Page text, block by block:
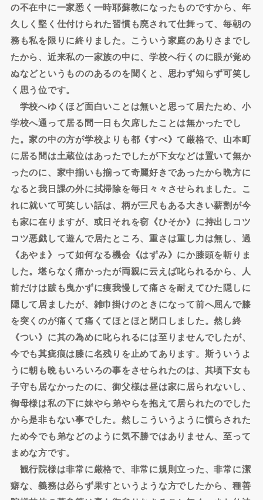
の不在中に一家悉く一時耶蘇教になったものですから、年
久しく堅く仕付けられた習慣も廃されて仕舞って、毎朝の
務も私を限りに終りました。こういう家庭のありさまでし
たから、近来私の一家族の中に、学校へ行くのに眼が覚め
ぬなどというもののあるのを聞くと、思わず知らず可笑し
く思う位です。
学校へゆくほど面白いことは無いと思って居たため、小
学校へ通って居る間一日も欠席したことは無かったでし
た。家の中の方が学校よりも都《すべ》て厳格で、山本町
に居る間は土蔵位はあったでしたが下女などは置いて無か
ったのに、家中揃いも揃って奇麗好きであったから晩方に
なると我日課の外に拭掃除を毎日々々させられました。こ
れに就いて可笑しい話は、柄が三尺もある大きい薪割が今
も家に在りますが、或日それを窃《ひそか》に持出しコツ
コツ悪戯して遊んで居たところ、重さは重し力は無し、過
《あやま》って如何なる機会《はずみ》にか膝頭を斬りま
した。堪らなく痛かったが両親に云えば叱られるから、人
前だけは跛も曳かずに痩我慢して痛さを耐えてひた隠しに
隠して居ましたが、雑巾掛けのときになって前へ屈んで膝
を突くのが痛くて痛くてほとほと閉口しました。然し終
《つい》に其の為めに叱られるには至りませんでしたが、
今でも其疵痕は膝に名残りを止めてあります。斯ういうよ
うに朝も晩もいろいろの事をさせられたのは、其頃下女も
子守も居なかったのに、御父様は昼は家に居られないし、
御母様は私の下に妹やら弟やらを抱えて居られたのでした
から是非もない事でした。然しこういうように慣らされた
ため今でも弟などのように気不勝ではありません、至って
まめな方です。
観行院様は非常に厳格で、非常に規則立った、非常に潔
癖な、義務は必らず果すというような方でしたから、種善